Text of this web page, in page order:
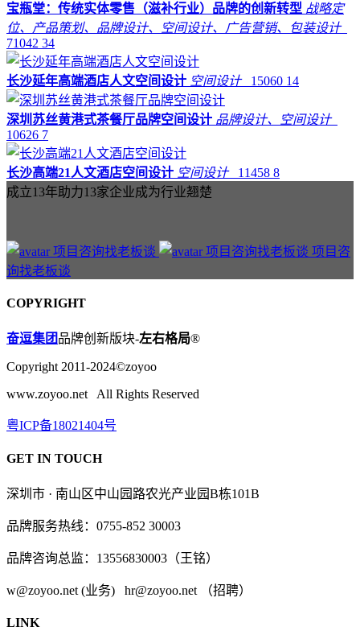
宝瓶堂：传统实体零售（滋补行业）品牌的创新转型 战略定
位、产品策划、品牌设计、空间设计、广告营销、包装设计
71042 34
长沙延年高端酒店人文空间设计 空间设计 15060 14
深圳苏丝黄港式茶餐厅品牌空间设计 品牌设计、空间设计
10626 7
长沙高端21人文酒店空间设计 空间设计 11458 8
成立13年助力13家企业成为行业翘楚
项目咨
询找老板谈
COPYRIGHT
奋逗集团品牌创新版块-左右格局®
Copyright 2011-2024©zoyoo
www.zoyoo.net All Rights Reserved
粤ICP备18021404号
GET IN TOUCH
深圳市 · 南山区中山园路农光产业园B栋101B
品牌服务热线：0755-852 30003
品牌咨询总监：13556830003（王铭）
w@zoyoo.net (业务) hr@zoyoo.net （招聘）
LINK